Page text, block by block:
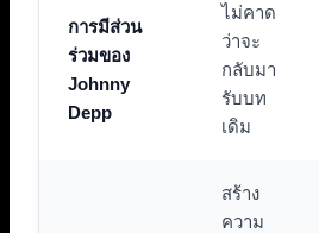
การมีส่วน
ร่วมของ
Johnny
Depp
ไม่คาด
ว่าจะ
กลับมา
รับบท
เดิม
สร้าง
ความ